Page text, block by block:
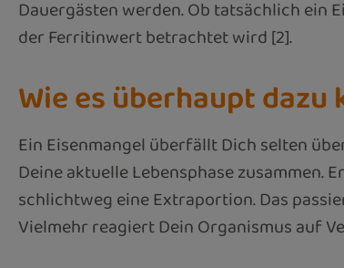
Dauergästen werden. Ob tatsächlich ein
der Ferritinwert betrachtet wird [2].
Wie es überhaupt dazu
Ein Eisenmangel überfällt Dich selten
Deine aktuelle Lebensphase
schlichtweg eine Extraportion. Das
Vielmehr reagiert Dein Organismus auf